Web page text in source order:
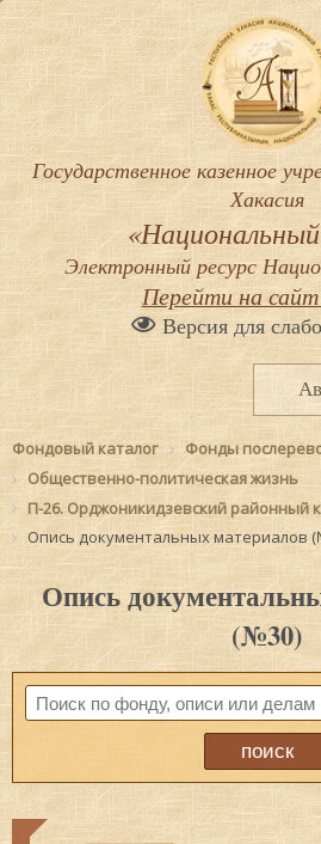
Государственное казенное
Хакасия
Электронный ресурс
Перейти на сайт
Версия для
Фондовый каталог
Фонды
Общественно-политическая жизнь
П-26. Орджоникидзевский районный
Опись документальных материалов
Опись
(№30)